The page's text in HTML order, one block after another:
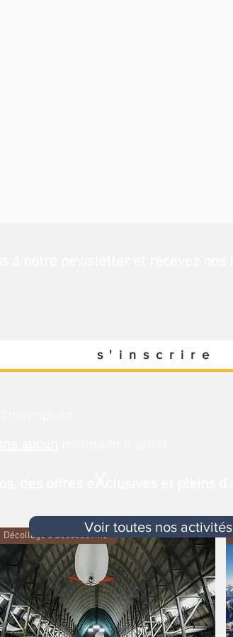
Décollage à Écausseville
Voir toutes nos activités
s'inscrire